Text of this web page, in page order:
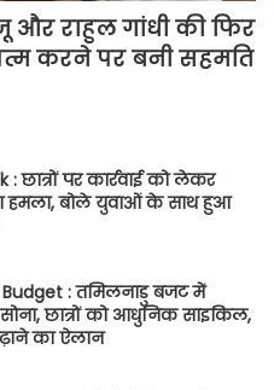
और राहुल गांधी की फिर
करने पर बनी सहमति
छात्रों पर कार्रवाई को लेकर
हमला, बोले युवाओं के साथ हुआ
: तमिलनाडु बजट में
छात्रों को आधुनिक साइकिल,
का ऐलान